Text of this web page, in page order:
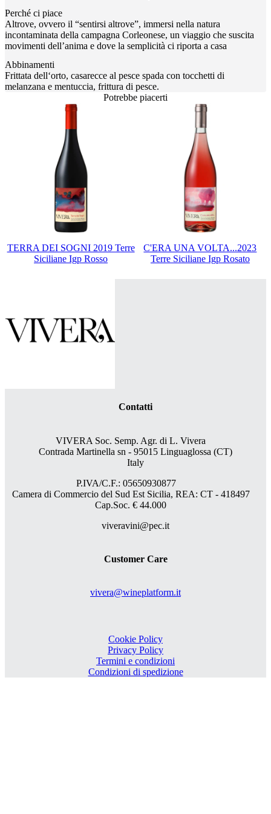
Perché ci piace
Altrove, ovvero il “sentirsi altrove”, immersi nella natura
incontaminata della campagna Corleonese, un viaggio che suscita
movimenti dell’anima e dove la semplicità ci riporta a casa
Abbinamenti
Frittata dell‘orto, casarecce al pesce spada con tocchetti di
melanzana e mentuccia, frittura di pesce.
Potrebbe piacerti
TERRA DEI SOGNI 2019 Terre
Siciliane Igp Rosso
C'ERA UNA VOLTA...2023
Terre Siciliane Igp Rosato
Contatti
VIVERA Soc. Semp. Agr. di L. Vivera
Contrada Martinella sn - 95015 Linguaglossa (CT)
Italy
P.IVA/C.F.: 05650930877
Camera di Commercio del Sud Est Sicilia, REA: CT - 418497
Cap.Soc. € 44.000
viveravini@pec.it
Customer Care
vivera@wineplatform.it
Cookie Policy
Privacy Policy
Termini e condizioni
Condizioni di spedizione